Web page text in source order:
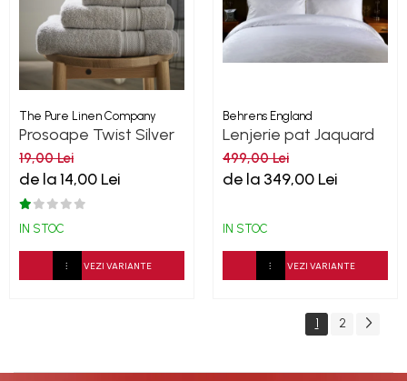
The Pure Linen Company
Prosoape Twist Silver
500GSM
19,00 Lei
de la 14,00 Lei
IN STOC
VEZI VARIANTE
Behrens England
Lenjerie pat Jaquard
bumbac 400TC
Damask - Alb
499,00 Lei
de la 349,00 Lei
IN STOC
VEZI VARIANTE
1 2